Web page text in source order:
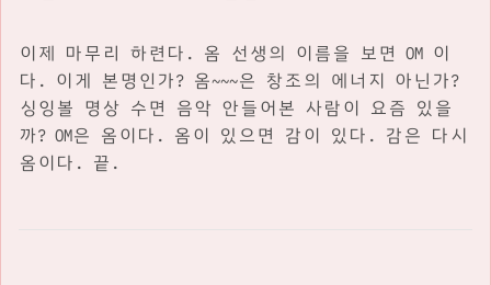
이제 마무리 하련다. 옴 선생의 이름을 보면 OM 이
다. 이게 본명인가? 옴~~~은 창조의 에너지 아닌가?
싱잉볼 명상 수면 음악 안들어본 사람이 요즘 있을
까? OM은 옴이다. 옴이 있으면 감이 있다. 감은 다시
옴이다. 끝.